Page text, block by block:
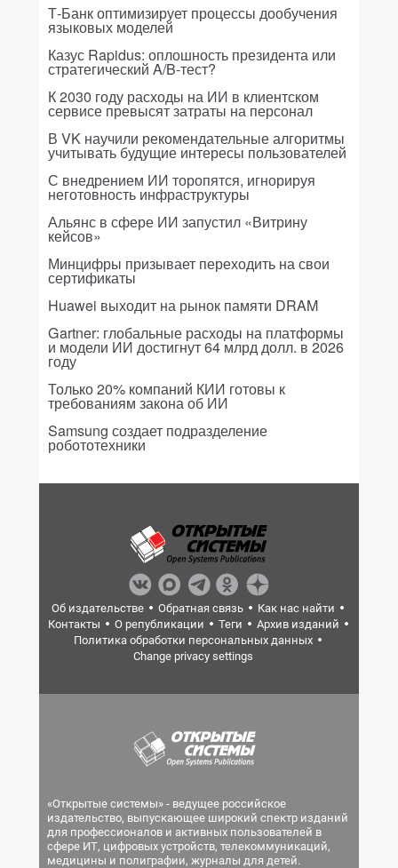
Т-Банк оптимизирует процессы дообучения
языковых моделей
Казус Rapidus: оплошность президента или
стратегический A/B-тест?
К 2030 году расходы на ИИ в клиентском
сервисе превысят затраты на персонал
В VK научили рекомендательные алгоритмы
учитывать будущие интересы пользователей
С внедрением ИИ торопятся, игнорируя
неготовность инфраструктуры
Альянс в сфере ИИ запустил «Витрину
кейсов»
Минцифры призывает переходить на свои
сертификаты
Huawei выходит на рынок памяти DRAM
Gartner: глобальные расходы на платформы
и модели ИИ достигнут 64 млрд долл. в 2026
году
Только 20% компаний КИИ готовы к
требованиям закона об ИИ
Samsung создает подразделение
робототехники
Об издательстве Обратная связь
Как нас найти
Контакты
О републикации Теги
Архив изданий
Политика обработки персональных данных
Change privacy settings
«Открытые системы» - ведущее российское
издательство, выпускающее широкий спектр изданий
для профессионалов и активных пользователей в
сфере ИТ, цифровых устройств, телекоммуникаций,
медицины и полиграфии, журналы для детей.